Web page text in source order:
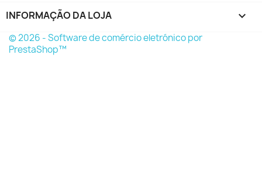
INFORMAÇÃO DA LOJA keyboard_arrow_down
© 2026 - Software de comércio eletrónico por
PrestaShop™